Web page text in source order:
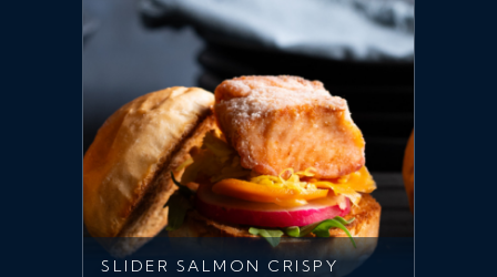
SLIDER SALMON CRISPY